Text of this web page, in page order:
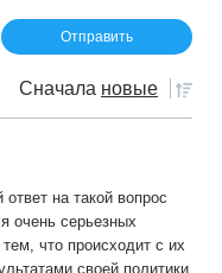
Сначала новые
на такой вопрос
очень серьезных
что происходит с их
своей политики